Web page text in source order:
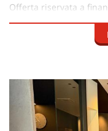
Offerta riservata a
COCKPIT, CAMBIO
SISTEMA APPLE CAR
PARCHEGGIO
SISTEMA DI
,BLUETHOOT , DOPPIE